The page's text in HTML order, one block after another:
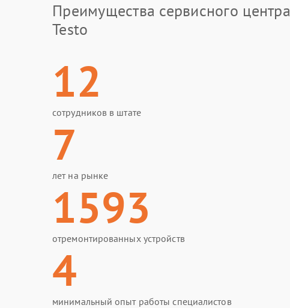
Преимущества сервисного центра
Testo
12
сотрудников в штате
7
лет на рынке
1593
отремонтированных устройств
4
минимальный опыт работы специалистов